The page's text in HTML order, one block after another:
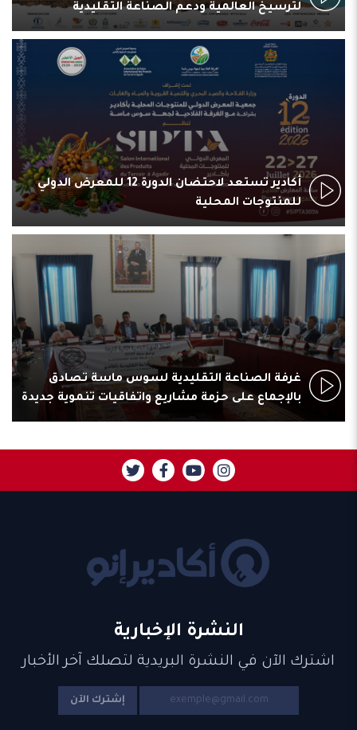
لترسيخ العالمية ودعم الصناعة التقليدية
أكادير تستعد لاحتضان الدورة 12 للمعرض الدولي
للمنتوجات المحلية
غرفة الصناعة التقليدية لسوس ماسة تصادق
بالإجماع على حزمة مشاريع واتفاقيات تنموية جديدة
النشرة الإخبارية
اشترك الآن في النشرة البريدية لتصلك آخر الأخبار
إشترك الآن